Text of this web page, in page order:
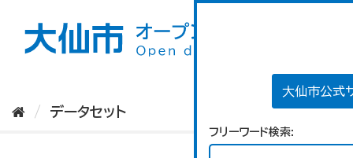
大仙市公式
フリーワード検索
データセット